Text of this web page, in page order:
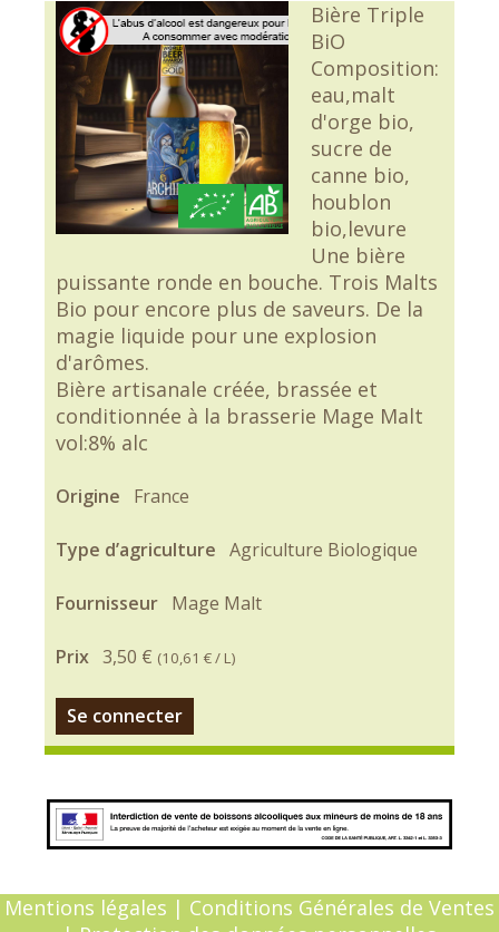
Bière Triple
BiO
Composition:
eau,malt
d'orge bio,
sucre de
canne bio,
houblon
bio,levure
Une bière
puissante ronde en bouche. Trois Malts
Bio pour encore plus de saveurs. De la
magie liquide pour une explosion
d'arômes.
Bière artisanale créée, brassée et
conditionnée à la brasserie Mage Malt
vol:8% alc
Origine France
Type d’agriculture Agriculture Biologique
Fournisseur Mage Malt
Prix 3,50 € (10,61 €/ L)
Se connecter
Mentions légales | Conditions Générales de Ventes